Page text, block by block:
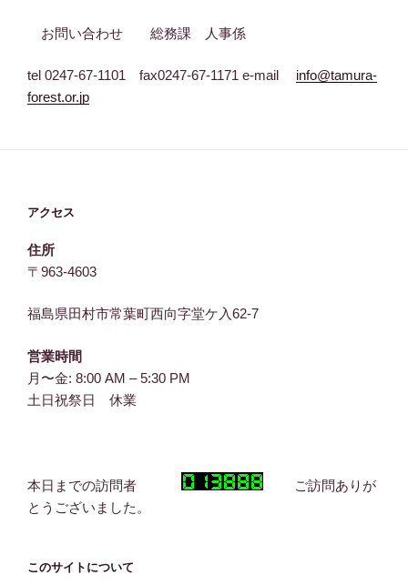
お問い合わせ 総務課 人事係
tel 0247-67-1101 fax0247-67-1171 e-mail info@tamura-
forest.or.jp
アクセス
住所
〒963-4603
福島県田村市常葉町西向字堂ケ入62-7
営業時間
月〜金: 8:00 AM – 5:30 PM
土日祝祭日 休業
本日までの訪問者
ご訪問ありが
とうございました。
このサイトについて